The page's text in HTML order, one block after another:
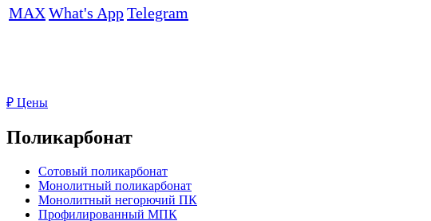
MAXWhat's AppTelegram
₽ Цены
Поликарбонат
Сотовый поликарбонат
Монолитный поликарбонат
Монолитный негорючий ПК
Профилированный МПК